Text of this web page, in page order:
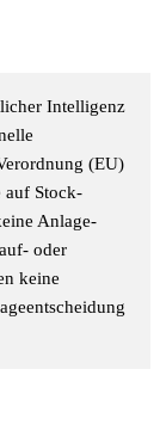
Intelligenz
(EU)
auf Stock-
Anlage-
oder
keine